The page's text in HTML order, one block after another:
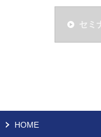
セミ
HOME